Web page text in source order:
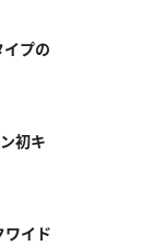
プの
初キ
イド